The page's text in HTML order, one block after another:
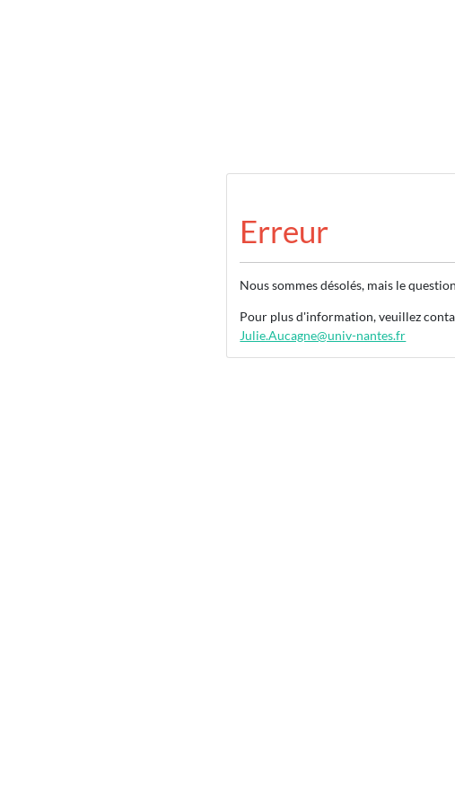
Erreur
Nous sommes désolés, mais le
Pour plus d'information, veuillez
Julie.Aucagne@univ-nantes.fr